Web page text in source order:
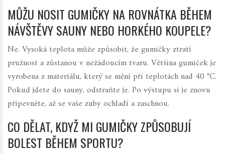
MŮŽU NOSIT GUMIČKY NA ROVNÁTKA BĚHEM
NÁVŠTĚVY SAUNY NEBO HORKÉHO KOUPELE?
Ne. Vysoká teplota může způsobit, že gumičky ztratí
pružnost a zůstanou v nežádoucím tvaru. Většina gumiček je
vyrobena z materiálu, který se mění při teplotách nad 40 °C.
Pokud jdete do sauny, odstraňte je. Po výstupu si je znovu
připevněte, až se vaše zuby ochladí a zaschnou.
CO DĚLAT, KDYŽ MI GUMIČKY ZPŮSOBUJÍ
BOLEST BĚHEM SPORTU?